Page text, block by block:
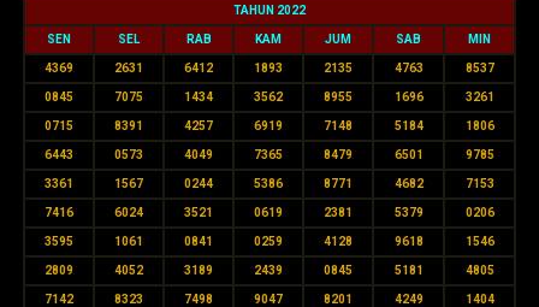
TAHUN 2022
SEN SEL RAB KAM JUM SAB MIN
4369 2631 6412 1893 2135 4763 8537
0845 7075 1434 3562 8955 1696 3261
0715 8391 4257 6919 7148 5184 1806
6443 0573 4049 7365 8479 6501 9785
3361 1567 0244 5386 8771 4682 7153
7416 6024 3521 0619 2381 5379 0206
3595 1061 0841 0259 4128 9618 1546
2809 4052 3189 2439 0845 5181 4805
7142 8323 7498 9047 8201 4249 1404